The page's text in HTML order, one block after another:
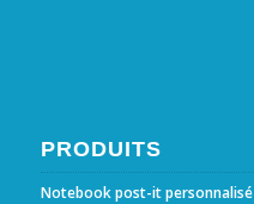
PRODUITS
Notebook post-it personnalisé